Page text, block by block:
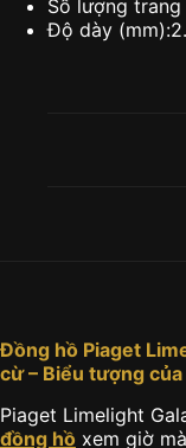
Số lượng trang
Độ dày
Đồng hồ Piaget
cừ – Biểu tượng
Piaget Limelight
đồng hồ xem giờ